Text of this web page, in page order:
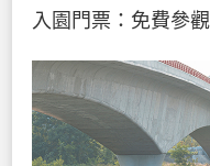
入園門票：免費參觀